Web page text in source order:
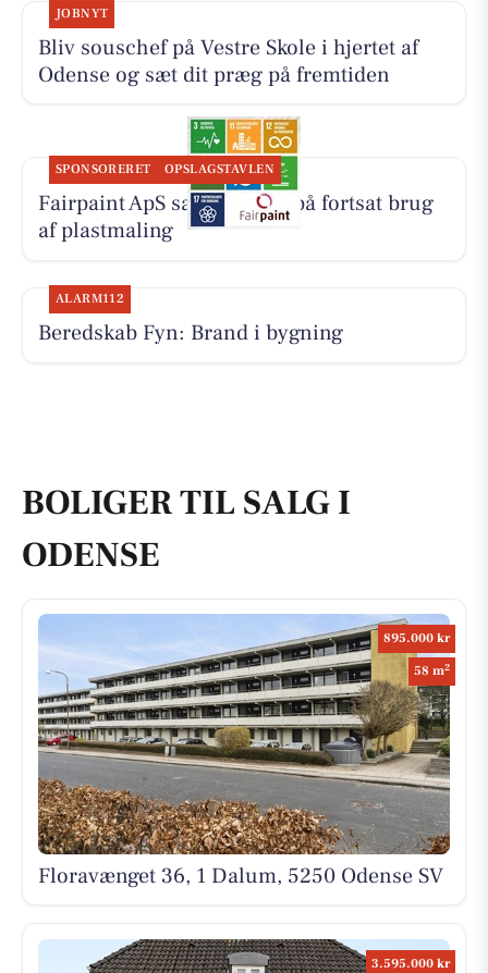
JOBNYT
Bliv souschef på Vestre Skole i hjertet af
Odense og sæt dit præg på fremtiden
SPONSORERET OPSLAGSTAVLEN
Fairpaint ApS sætter fokus på fortsat brug
af plastmaling
ALARM112
Beredskab Fyn: Brand i bygning
BOLIGER TIL SALG I
ODENSE
895.000 kr
58 m2
Floravænget 36, 1 Dalum, 5250 Odense SV
3.595.000 kr